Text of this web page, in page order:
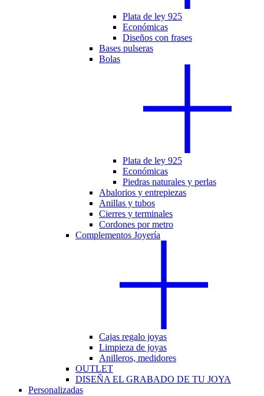
Plata de ley 925
Económicas
Diseños con frases
Bases pulseras
Bolas
Plata de ley 925
Económicas
Piedras naturales y perlas
Abalorios y entrepiezas
Anillas y tubos
Cierres y terminales
Cordones por metro
Complementos Joyería
Cajas regalo joyas
Limpieza de joyas
Anilleros, medidores
OUTLET
DISEÑA EL GRABADO DE TU JOYA
Personalizadas